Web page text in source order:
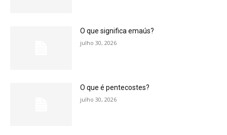
O que significa emaús?
julho 30, 2026
O que é pentecostes?
julho 30, 2026